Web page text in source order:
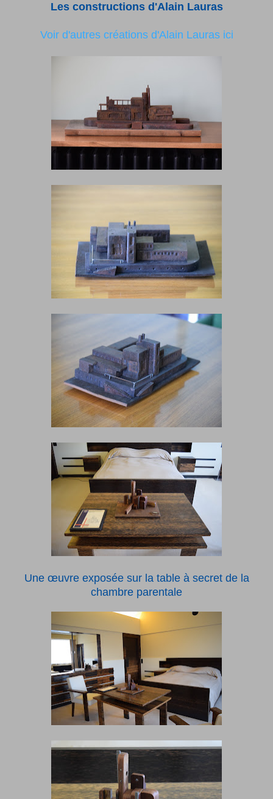
Les constructions d'Alain Lauras
Voir d'autres créations d'Alain Lauras ici
Une œuvre exposée sur la table à secret de la
chambre parentale